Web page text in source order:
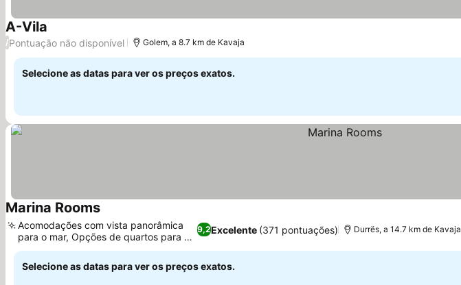
A-Vila
/Pontuação não disponível Golem, a 8.7 km de Kavaja
Selecione as datas para ver os preços exatos.
Marina RoomsVer preços
9,2Excelente (371 pontuações)
Acomodações com vista panorâmica
para o mar, Opções de quartos para a
família
Durrës, a 14.7 km de Kavaja
Selecione as datas para ver os preços exatos.